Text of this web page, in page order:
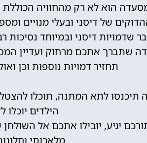
הוא לא רק מהחוויה הכוללת
של דיסני ובעלי מנויים
שדמויות דיסני ובמיוחד
שתברך אתכם מרחוק ועדיין
תחזיר דמויות נוספות וכן
תיכנסו לתא המתנה, תוכלו
הילדים
יגיע, יובילו אתכם אל